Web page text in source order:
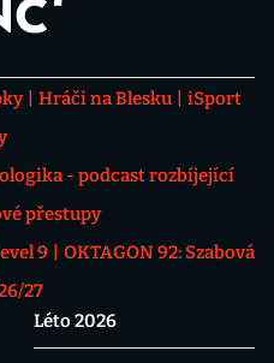
Hráči na Blesku
iSport
- podcast rozbíjející
přestupy
9
OKTAGON 92: Szabová
27
Léto 2026